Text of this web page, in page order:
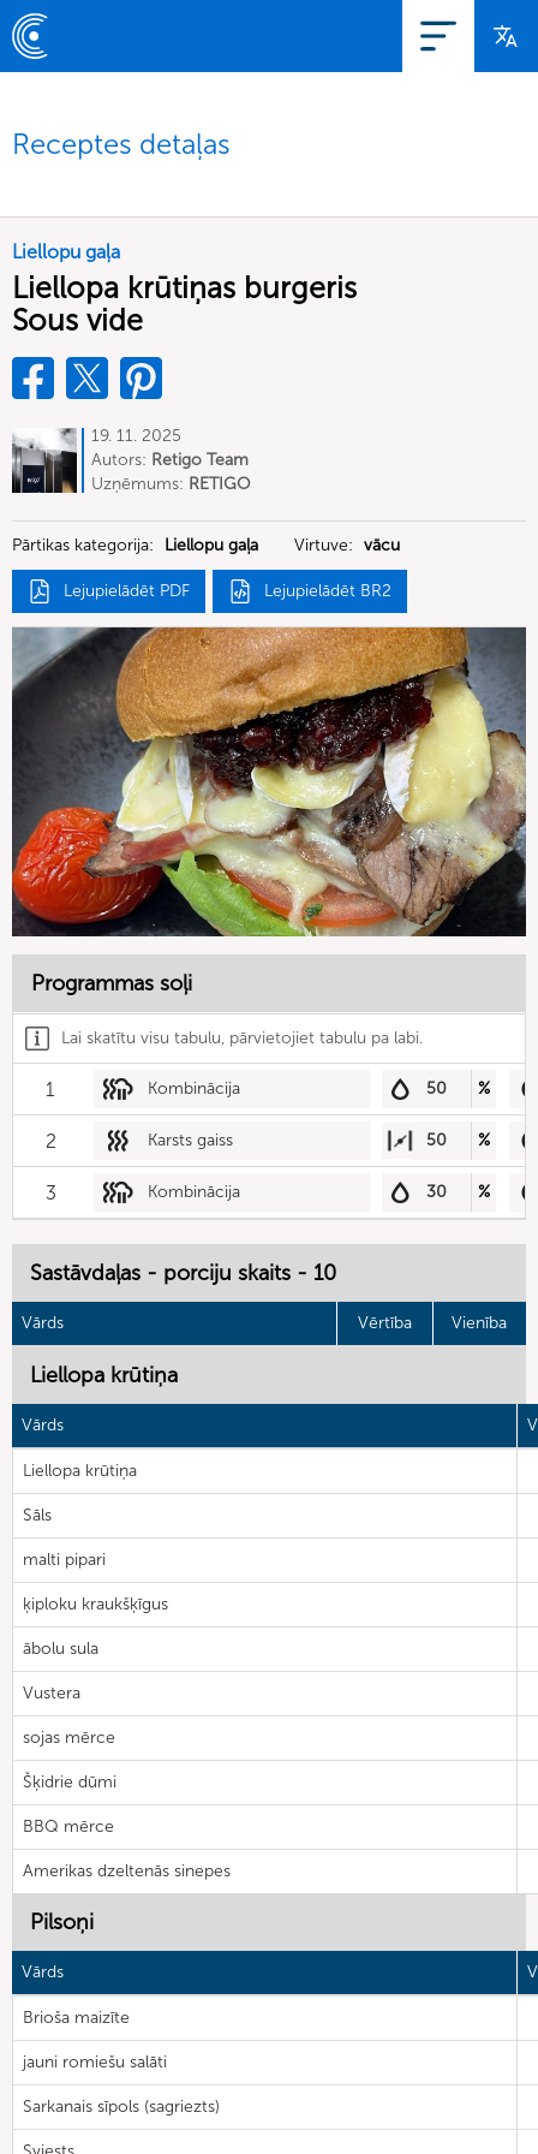
Receptes detaļas
Liellopu gaļa
Liellopa krūtiņas burgeris
Sous vide
19. 11. 2025
Autors: Retigo Team
Deutschland
Uzņēmums: RETIGO
Pārtikas kategorija:
Liellopu gaļa Virtuve: vācu
Lejupielādēt PDF Lejupielādēt BR2
Programmas soļi
Lai skatītu visu tabulu, pārvietojiet tabulu pa labi.
1 Kombinācija 50 %
2 Karsts gaiss 50 %
3 Kombinācija 30 %
Sastāvdaļas - porciju skaits - 10
Vārds Vērtība Vienība
Liellopa krūtiņa
Vārds
Liellopa krūtiņa
Sāls
malti pipari
ķiploku kraukšķīgus
ābolu sula
Vustera
sojas mērce
Šķidrie dūmi
BBQ mērce
Amerikas dzeltenās sinepes
Pilsoņi
Vārds
Brioša maizīte
jauni romiešu salāti
Sarkanais sīpols (sagriezts)